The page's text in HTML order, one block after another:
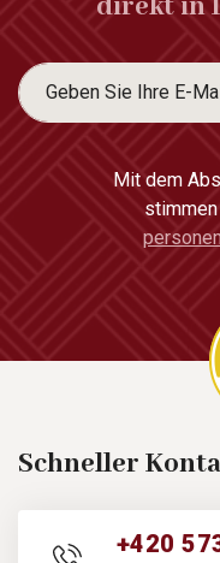
direkt in
Mit dem
Schneller
+420